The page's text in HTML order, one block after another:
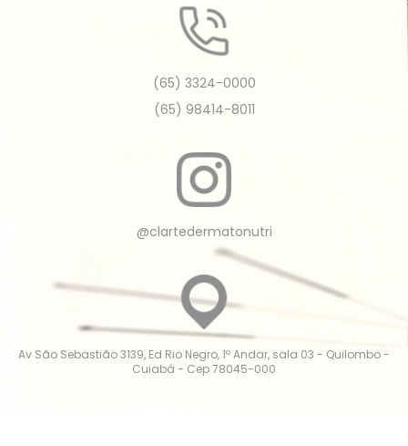
(65) 3324-0000
(65) 98414-8011
@clartedermatonutri
Av São Sebastião 3139, Ed Rio Negro, 1º Andar, sala 03 - Quilombo -
Cuiabá - Cep 78045-000